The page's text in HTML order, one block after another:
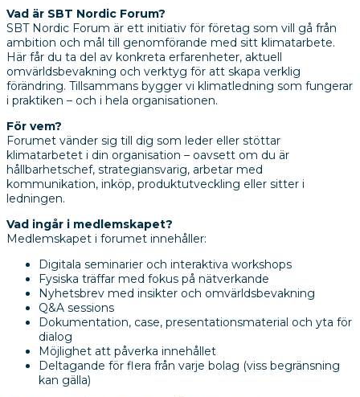
Vad är SBT Nordic Forum?
SBT Nordic Forum är ett initiativ för företag som vill gå från
ambition och mål till genomförande med sitt klimatarbete.
Här får du ta del av konkreta erfarenheter, aktuell
omvärldsbevakning och verktyg för att skapa verklig
förändring. Tillsammans bygger vi klimatledning som fungerar
i praktiken – och i hela organisationen.
För vem?
Forumet vänder sig till dig som leder eller stöttar
klimatarbetet i din organisation – oavsett om du är
hållbarhetschef, strategiansvarig, arbetar med
kommunikation, inköp, produktutveckling eller sitter i
ledningen.
Vad ingår i medlemskapet?
Medlemskapet i forumet innehåller:
Digitala seminarier och interaktiva workshops
Fysiska träffar med fokus på nätverkande
Nyhetsbrev med insikter och omvärldsbevakning
Q&A sessions
Dokumentation, case, presentationsmaterial och yta för
dialog
Möjlighet att påverka innehållet
Deltagande för flera från varje bolag (viss begränsning
kan gälla)